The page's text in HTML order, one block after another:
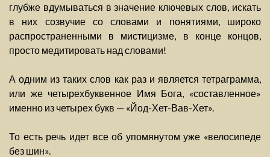
глубже вдумываться в значение ключевых слов, искать
в них созвучие со словами и понятиями, широко
распространенными в мистицизме, в конце концов,
просто медитировать над словами!
А одним из таких слов как раз и является тетраграмма,
или же четырехбуквенное Имя Бога, «составленное»
именно из четырех букв — «Йод-Хет-Вав-Хет».
То есть речь идет все об упомянутом уже «велосипеде
без шин».